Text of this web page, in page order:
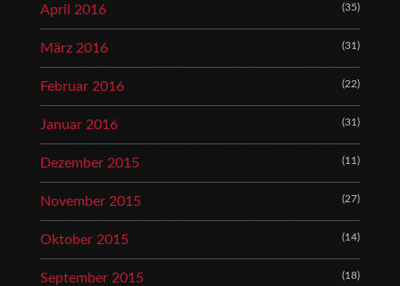
April 2016 (35)
März 2016 (31)
Februar 2016 (22)
Januar 2016 (31)
Dezember 2015 (11)
November 2015 (27)
Oktober 2015 (14)
September 2015 (18)